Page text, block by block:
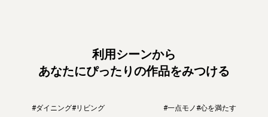
利用シーンから
あなたにぴったりの作品をみつける
#ダイニング#リビング #一点モノ#心を満たす